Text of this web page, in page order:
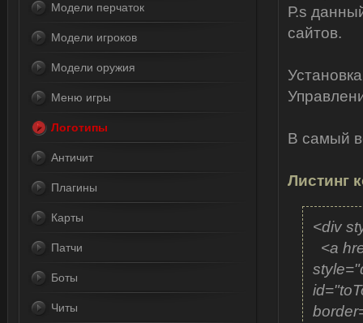
Р.s
сайтов.
В самый
Листинг
<div
<a
Модели перчаток
Модели игроков
Модели оружия
Меню игры
Логотипы
Античит
Плагины
Карты
Патчи
Боты
Читы